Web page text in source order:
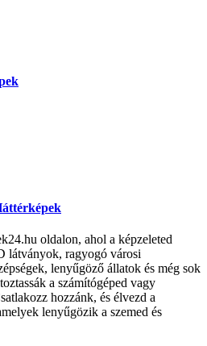
oldalon, ahol a képzeleted
látványok, ragyogó városi
lenyűgöző állatok és még sok
a számítógéped vagy
hozzánk, és élvezd a
lenyűgözik a szemed és